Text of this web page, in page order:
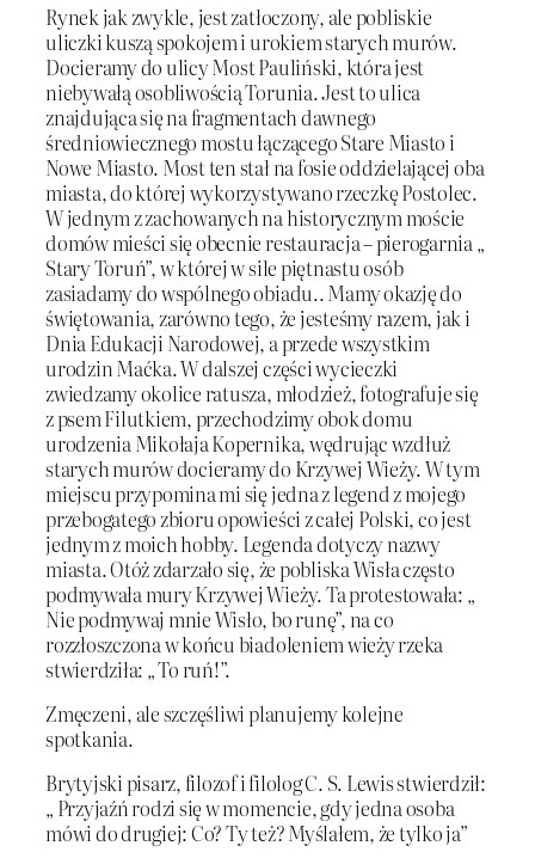
Rynek jak zwykle, jest zatłoczony, ale pobliskie
uliczki kuszą spokojem i urokiem starych murów.
Docieramy do ulicy Most Pauliński, która jest
niebywałą osobliwością Torunia. Jest to ulica
znajdująca się na fragmentach dawnego
średniowiecznego mostu łączącego Stare Miasto i
Nowe Miasto. Most ten stał na fosie oddzielającej oba
miasta, do której wykorzystywano rzeczkę Postolec.
W jednym z zachowanych na historycznym moście
domów mieści się obecnie restauracja – pierogarnia „
Stary Toruń”, w której w sile piętnastu osób
zasiadamy do wspólnego obiadu.. Mamy okazję do
świętowania, zarówno tego, że jesteśmy razem, jak i
Dnia Edukacji Narodowej, a przede wszystkim
urodzin Maćka. W dalszej części wycieczki
zwiedzamy okolice ratusza, młodzież, fotografuje się
z psem Filutkiem, przechodzimy obok domu
urodzenia Mikołaja Kopernika, wędrując wzdłuż
starych murów docieramy do Krzywej Wieży. W tym
miejscu przypomina mi się jedna z legend z mojego
przebogatego zbioru opowieści z całej Polski, co jest
jednym z moich hobby. Legenda dotyczy nazwy
miasta. Otóż zdarzało się, że pobliska Wisła często
podmywała mury Krzywej Wieży. Ta protestowała: „
Nie podmywaj mnie Wisło, bo runę”, na co
rozzłoszczona w końcu biadoleniem wieży rzeka
stwierdziła: „ To ruń!”.
Zmęczeni, ale szczęśliwi planujemy kolejne
spotkania.
Brytyjski pisarz, filozof i filolog C. S. Lewis stwierdził:
„ Przyjaźń rodzi się w momencie, gdy jedna osoba
mówi do drugiej: Co? Ty też? Myślałem, że tylko ja”